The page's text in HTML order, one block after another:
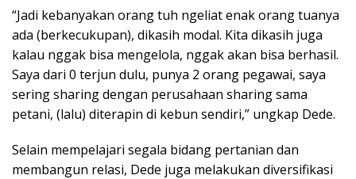
“Jadi kebanyakan orang tuh ngeliat enak orang tuanya
ada (berkecukupan), dikasih modal. Kita dikasih juga
kalau nggak bisa mengelola, nggak akan bisa berhasil.
Saya dari 0 terjun dulu, punya 2 orang pegawai, saya
sering sharing dengan perusahaan sharing sama
petani, (lalu) diterapin di kebun sendiri,” ungkap Dede.
Selain mempelajari segala bidang pertanian dan
membangun relasi, Dede juga melakukan diversifikasi